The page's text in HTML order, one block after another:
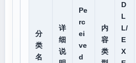
分
类
名
详
细
说
Pe
rc
ei
ve
d
内
容
类
D
L
L/
E
X